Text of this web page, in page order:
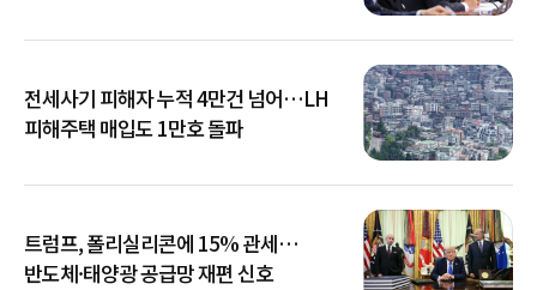
전세사기 피해자 누적 4만건 넘어…LH
피해주택 매입도 1만호 돌파
트럼프, 폴리실리콘에 15% 관세…
반도체·태양광 공급망 재편 신호